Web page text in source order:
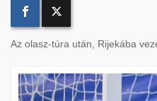
Az olasz-túra után, Rijekába